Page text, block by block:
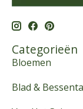
Categorieën
Bloemen
Blad &